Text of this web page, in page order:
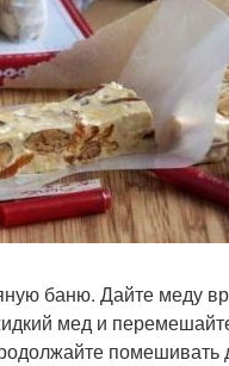
баню. Дайте меду
мед и
помешивать